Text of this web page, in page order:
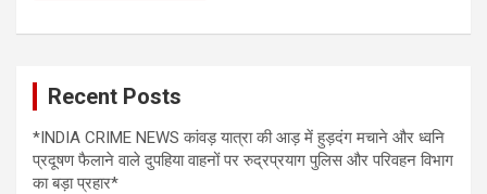
Recent Posts
*INDIA CRIME NEWS कांवड़ यात्रा की आड़ में हुड़दंग मचाने और ध्वनि
प्रदूषण फैलाने वाले दुपहिया वाहनों पर रुद्रप्रयाग पुलिस और परिवहन विभाग
का बड़ा प्रहार*